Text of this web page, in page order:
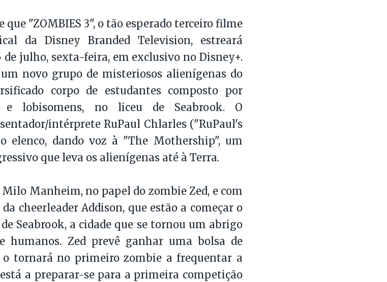
que "ZOMBIES 3", o tão esperado terceiro filme
da Disney Branded Television, estreará
julho, sexta-feira, em exclusivo no Disney+.
novo grupo de misteriosos alienígenas do
corpo de estudantes composto por
e lobisomens, no liceu de Seabrook. O
intérprete RuPaul Chlarles ("RuPaul's
elenco, dando voz à "The Mothership", um
que leva os alienígenas até à Terra.
Manheim, no papel do zombie Zed, e com
cheerleader Addison, que estão a começar o
Seabrook, a cidade que se tornou um abrigo
humanos. Zed prevê ganhar uma bolsa de
o tornará no primeiro zombie a frequentar a
está a preparar-se para a primeira competição